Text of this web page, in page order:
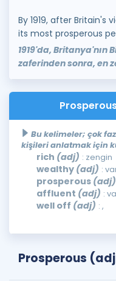
By 1919, after Britain's
its most prosperous
1919'da, Britanya'nın
zaferinden sonra, en
Bu kelimeler; çok
kişileri anlatmak için
rich (adj) : zengin
wealthy (adj) :
prosperous (adj)
affluent (adj) :
well off (adj) : ,
Prosperous